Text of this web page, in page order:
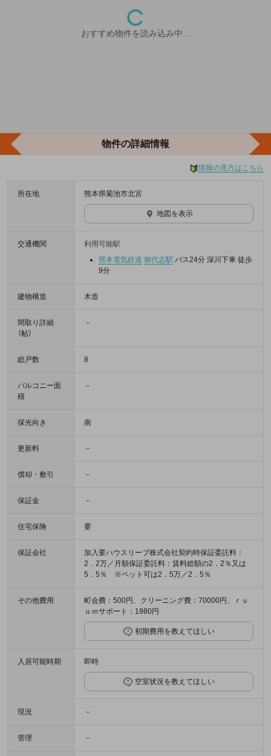
おすすめ物件を読み込み中...
物件の詳細情報
情報の見方はこちら
所在地 熊本県菊池市北宮
地図を表示
交通機関
利用可能駅
熊本電気鉄道 御代志駅 バス24分 深川下車 徒歩
9分
建物構造 木造
間取り詳細
（帖）
－
総戸数 8
バルコニー面
積
－
採光向き 南
更新料 －
償却・敷引 －
保証金 －
住宅保険 要
保証会社
加入要ハウスリーブ株式会社契約時保証委託料：
2．2万／月額保証委託料：賃料総額の2．2％又は
5．5％ ※ペット可は2．5万／2．5％
その他費用
町会費：500円、クリーニング費：70000円、ｒｕ
ｕｍサポート：1980円
初期費用を教えてほしい
入居可能時期 即時
空室状況を教えてほしい
現況 －
管理 －